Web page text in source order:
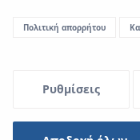
Πολιτική απορρήτου
Ρυθμίσεις